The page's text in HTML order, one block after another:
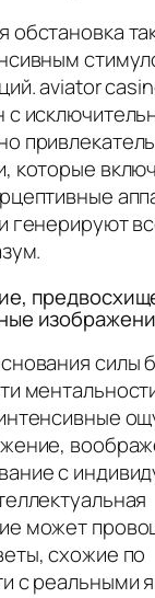
обстановка
aviator
с
которые
генерируют
силы
с
может
схожие по
с реальными